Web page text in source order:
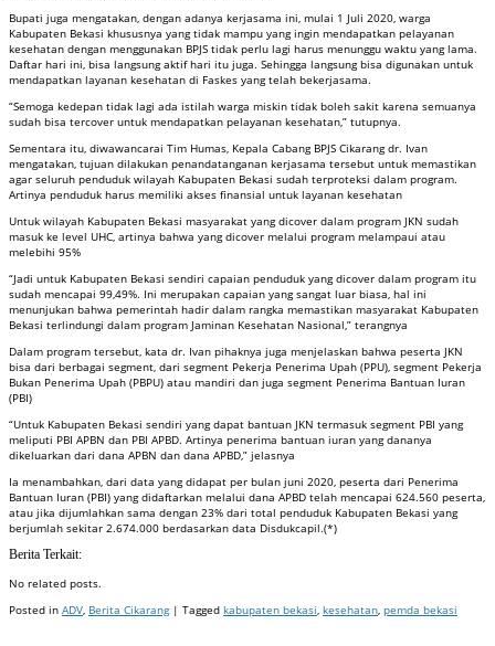
Bupati juga mengatakan, dengan adanya kerjasama ini, mulai 1 Juli 2020, warga
Kabupaten Bekasi khususnya yang tidak mampu yang ingin mendapatkan pelayanan
kesehatan dengan menggunakan BPJS tidak perlu lagi harus menunggu waktu yang lama.
Daftar hari ini, bisa langsung aktif hari itu juga. Sehingga langsung bisa digunakan untuk
mendapatkan layanan kesehatan di Faskes yang telah bekerjasama.
“Semoga kedepan tidak lagi ada istilah warga miskin tidak boleh sakit karena semuanya
sudah bisa tercover untuk mendapatkan pelayanan kesehatan,” tutupnya.
Sementara itu, diwawancarai Tim Humas, Kepala Cabang BPJS Cikarang dr. Ivan
mengatakan, tujuan dilakukan penandatanganan kerjasama tersebut untuk memastikan
agar seluruh penduduk wilayah Kabupaten Bekasi sudah terproteksi dalam program.
Artinya penduduk harus memiliki akses finansial untuk layanan kesehatan
Untuk wilayah Kabupaten Bekasi masyarakat yang dicover dalam program JKN sudah
masuk ke level UHC, artinya bahwa yang dicover melalui program melampaui atau
melebihi 95%
“Jadi untuk Kabupaten Bekasi sendiri capaian penduduk yang dicover dalam program itu
sudah mencapai 99,49%. Ini merupakan capaian yang sangat luar biasa, hal ini
menunjukan bahwa pemerintah hadir dalam rangka memastikan masyarakat Kabupaten
Bekasi terlindungi dalam program Jaminan Kesehatan Nasional,” terangnya
Dalam program tersebut, kata dr. Ivan pihaknya juga menjelaskan bahwa peserta JKN
bisa dari berbagai segment, dari segment Pekerja Penerima Upah (PPU), segment Pekerja
Bukan Penerima Upah (PBPU) atau mandiri dan juga segment Penerima Bantuan Iuran
(PBI)
“Untuk Kabupaten Bekasi sendiri yang dapat bantuan JKN termasuk segment PBI yang
meliputi PBI APBN dan PBI APBD. Artinya penerima bantuan iuran yang dananya
dikeluarkan dari dana APBN dan dana APBD,” jelasnya
Ia menambahkan, dari data yang didapat per bulan juni 2020, peserta dari Penerima
Bantuan Iuran (PBI) yang didaftarkan melalui dana APBD telah mencapai 624.560 peserta,
atau jika dijumlahkan sama dengan 23% dari total penduduk Kabupaten Bekasi yang
berjumlah sekitar 2.674.000 berdasarkan data Disdukcapil.(*)
Berita Terkait:
No related posts.
Posted in ADV, Berita Cikarang | Tagged kabupaten bekasi, kesehatan, pemda bekasi